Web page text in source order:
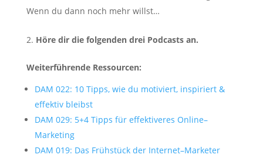
Wenn du dann noch mehr willst…
Höre dir die folgenden drei Podcasts an.
Weiterführende Ressourcen:
DAM 022: 10 Tipps, wie du motiviert, inspiriert &
effektiv bleibst
DAM 029: 5+4 Tipps für effektiveres Online–
Marketing
DAM 019: Das Frühstück der Internet–Marketer